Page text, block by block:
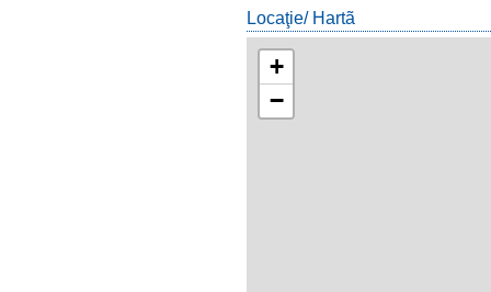
Locaţie/ Hartã
+
−